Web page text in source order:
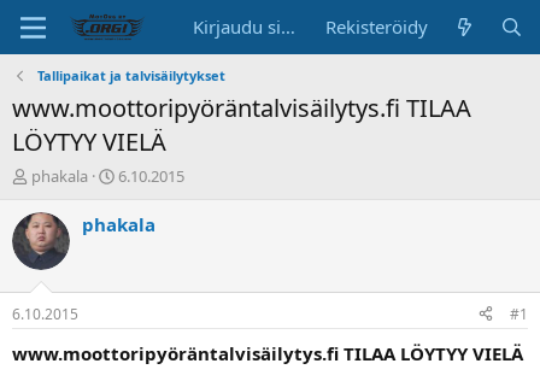
Kirjaudu sisään Rekisteröidy
Tallipaikat ja talvisäilytykset
www.moottoripyöräntalvisäilytys.fi TILAA
LÖYTYY VIELÄ
K
s
k
u
s
t
e
l
phakala
A
o
p
ä
6.10.2015
phakala
6.10.2015 #1
www.moottoripyöräntalvisäilytys.fi TILAA LÖYTYY VIELÄ